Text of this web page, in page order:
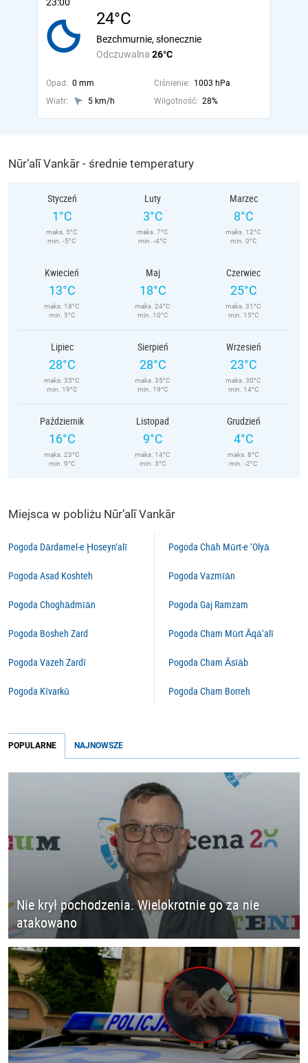
24°C
Odczuwalna 26°C
Bezchmurnie, słonecznie
Opad: 0 mm Ciśnienie: 1003 hPa
Wiatr:
5 km/h Wilgotność: 28%
Nūr‘alī Vankār - średnie temperatury
Styczeń
1°C
maks. 5°C
min. -5°C
Luty
3°C
maks. 7°C
min. -4°C
Marzec
8°C
maks. 12°C
min. 0°C
Kwiecień
13°C
maks. 18°C
min. 5°C
Maj
18°C
maks. 24°C
min. 10°C
Czerwiec
25°C
maks. 31°C
min. 15°C
Lipiec
28°C
maks. 35°C
min. 19°C
Sierpień
28°C
maks. 35°C
min. 19°C
Wrzesień
23°C
maks. 30°C
min. 14°C
Październik
16°C
maks. 23°C
min. 9°C
Listopad
9°C
maks. 14°C
min. 3°C
Grudzień
4°C
maks. 8°C
min. -2°C
Miejsca w pobliżu Nūr‘alī Vankār
Pogoda Dārdamel-e Ḩoseyn‘alī
Pogoda Asad Koshteh
Pogoda Choghādmīān
Pogoda Bosheh Zard
Pogoda Vazeh Zardī
Pogoda Kīvarkū
Pogoda Chāh Mūrt-e ‘Olyā
Pogoda Vazmīān
Pogoda Gaj Ramzam
Pogoda Cham Mūrt Āqā‘alī
Pogoda Cham Āsīāb
Pogoda Cham Borreh
POPULARNE NAJNOWSZE
Nie krył pochodzenia. Wielokrotnie go za nie
atakowano